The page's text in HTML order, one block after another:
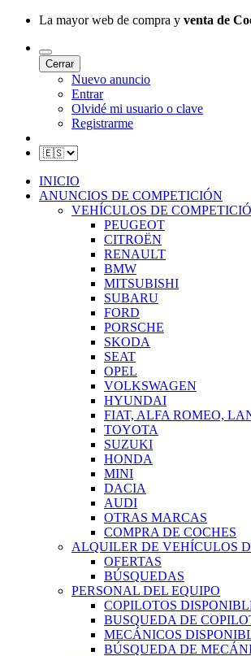
La mayor web de compra y venta de
Cerrar
Nuevo anuncio
Entrar
Olvidé mi usuario o clave
Registrarme
INICIO
ANUNCIOS DE COMPETICIÓN
VEHÍCULOS DE
PEUGEOT
CITROËN
RENAULT
BMW
MITSUBISHI
SUBARU
FORD
PORSCHE
SKODA
SEAT
OPEL
VOLKSWAGEN
HYUNDAI
FIAT, ALFA ROMEO,
TOYOTA
SUZUKI
HONDA
MINI
DACIA
AUDI
OTRAS MARCAS
COMPRA DE COCHES
ALQUILER DE VEHÍCULOS
OFERTAS
BÚSQUEDAS
PERSONAL DEL EQUIPO
COPILOTOS
BUSQUEDA DE
MECÁNICOS
BÚSQUEDA DE